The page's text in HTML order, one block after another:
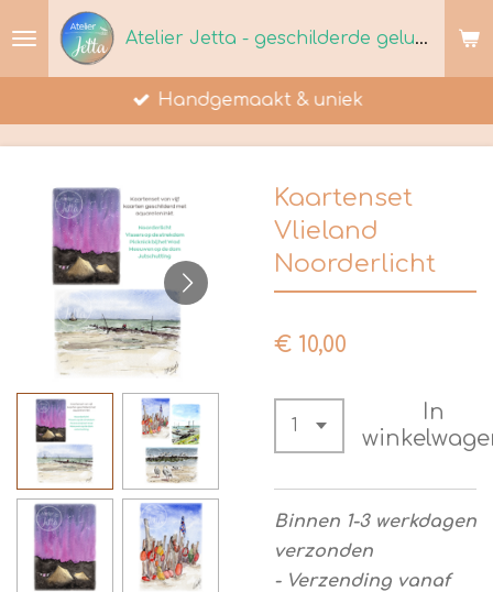
hoofdinhoud
Atelier Jetta - geschilderde geluksmomenten
Handgemaakt & uniek
Kaartenset
Vlieland
Noorderlicht
€ 10,00
In
Binnen 1-3 werkdagen
verzonden
- Verzending vanaf